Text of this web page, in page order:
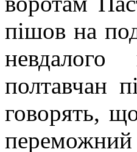
пішов на
невдалого
полтавчан
говорять,